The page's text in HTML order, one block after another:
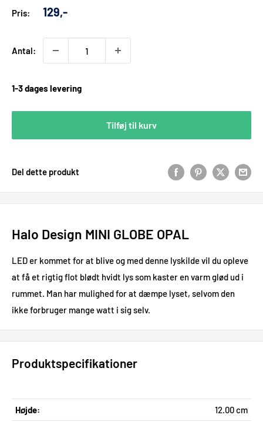
Pris:
Udsalgs
129,-
Antal:
1-3 dages levering
Tilføj til kurv
Del dette produkt
Halo Design MINI GLOBE OPAL
LED er kommet for at blive og med denne lyskilde vil du opleve
at få et rigtig flot blødt hvidt lys som kaster en varm glød ud i
rummet. Man har mulighed for at dæmpe lyset, selvom den
ikke forbruger mange watt i sig selv.
Produktspecifikationer
Højde: 12.00 cm